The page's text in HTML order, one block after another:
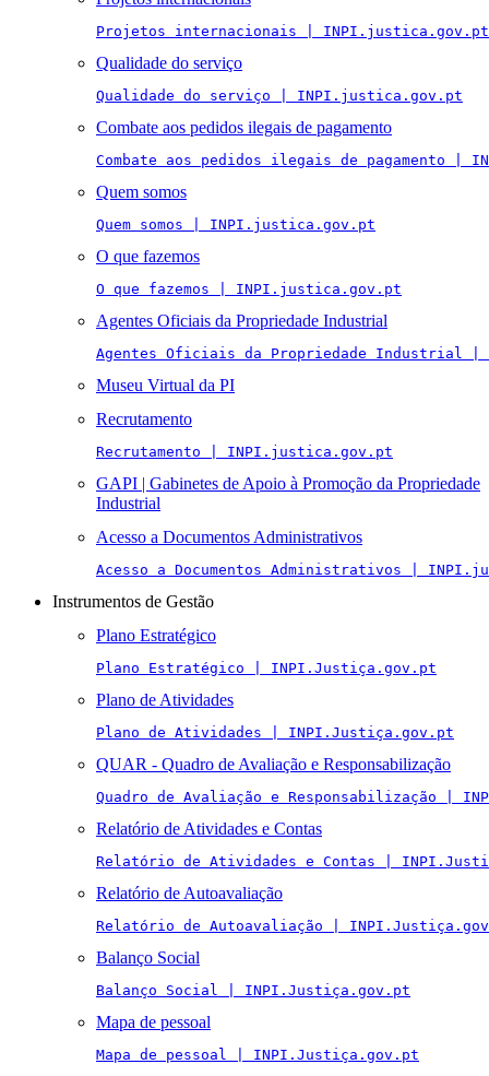
Projetos internacionais | INPI.justica.gov.pt
Qualidade do serviço
Qualidade do serviço | INPI.justica.gov.pt
Combate aos pedidos ilegais de pagamento
Combate aos pedidos ilegais de pagamento |
Quem somos
Quem somos | INPI.justica.gov.pt
O que fazemos
O que fazemos | INPI.justica.gov.pt
Agentes Oficiais da Propriedade Industrial
Agentes Oficiais da Propriedade Industrial
Museu Virtual da PI
Recrutamento
Recrutamento | INPI.justica.gov.pt
GAPI | Gabinetes de Apoio à Promoção da Propriedade
Industrial
Acesso a Documentos Administrativos
Acesso a Documentos Administrativos |
Instrumentos de Gestão
Plano Estratégico
Plano Estratégico | INPI.Justiça.gov.pt
Plano de Atividades
Plano de Atividades | INPI.Justiça.gov.pt
QUAR - Quadro de Avaliação e Responsabilização
Quadro de Avaliação e Responsabilização |
Relatório de Atividades e Contas
Relatório de Atividades e Contas |
Relatório de Autoavaliação
Relatório de Autoavaliação |
Balanço Social
Balanço Social | INPI.Justiça.gov.pt
Mapa de pessoal
Mapa de pessoal | INPI.Justiça.gov.pt